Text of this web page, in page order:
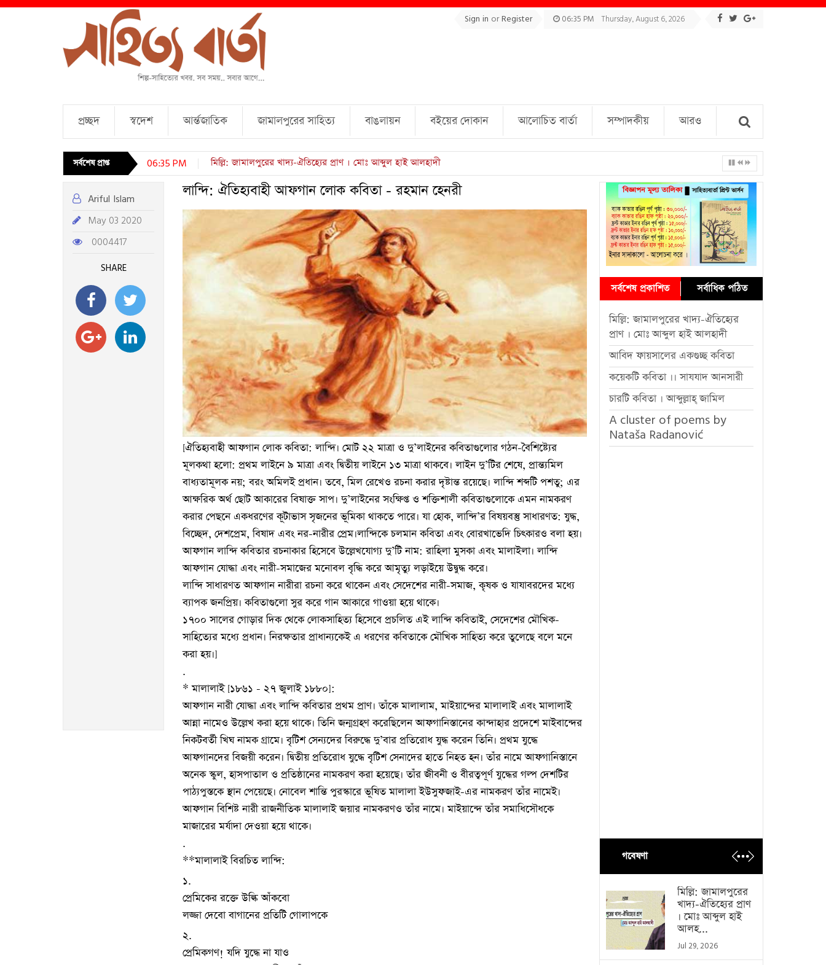
Sign in orRegister 06:35 PM Thursday, August 6, 2026
প্রচ্ছদ স্বদেশ আর্ন্তজাতিক জামালপুরের সাহিত্য বাঙলায়ন বইয়ের দোকান আলোচিত বার্তা সম্পাদকীয় আরও
সর্বশেষ প্রাপ্ত 06:35 PM চারটি কবিতা । আব্দুল্লাহ্ জামিল
Ariful Islam
May 03 2020
0004417
SHARE
লান্দি: ঐতিহ্যবাহী আফগান লোক কবিতা - রহমান হেনরী
[ঐতিহ্যবাহী আফগান লোক কবিতা: লান্দি। মোট ২২ মাত্রা ও দু’লাইনের কবিতাগুলোর গঠন-বৈশিষ্ট্যের
মূলকথা হলো: প্রথম লাইনে ৯ মাত্রা এবং দ্বিতীয় লাইনে ১৩ মাত্রা থাকবে। লাইন দু’টির শেষে, প্রান্ত্যমিল
বাধ্যতামূলক নয়; বরং অমিলই প্রধান। তবে, মিল রেখেও রচনা করার দৃষ্টান্ত রয়েছে। লান্দি শব্দটি পশতু; এর
আক্ষরিক অর্থ ছোট আকারের বিষাক্ত সাপ। দু’লাইনের সংক্ষিপ্ত ও শক্তিশালী কবিতাগুলোকে এমন নামকরণ
করার পেছনে একধরণের কূটাভাস সৃজনের ভূমিকা থাকতে পারে। যা হোক,লান্দি’র বিষয়বস্তু সাধারণত: যুদ্ধ,
বিচ্ছেদ, দেশপ্রেম, বিষাদ এবং নর-নারীর প্রেম।লান্দিকে চলমান কবিতা এবং বোরখাভেদি চিৎকারও বলা হয়।
আফগান লান্দি কবিতার রচনাকার হিসেবে উল্লেখযোগ্য দু’টি নাম: রাহিলা মুসকা এবং মালাইলা। লান্দি
আফগান যোদ্ধা এবং নারী-সমাজের মনোবল বৃদ্ধি করে আমৃত্যু লড়াইয়ে উদ্বুদ্ধ করে।
লান্দি সাধারণত আফগান নারীরা রচনা করে থাকেন এবং সেদেশের নারী-সমাজ, কৃষক ও যাযাবরদের মধ্যে
ব্যাপক জনপ্রিয়। কবিতাগুলো সুর করে গান আকারে গাওয়া হয়ে থাকে।
১৭০০ সালের গোড়ার দিক থেকে লোকসাহিত্য হিসেবে প্রচলিত এই লান্দি কবিতাই, সেদেশের মৌখিক-
সাহিত্যের মধ্যে প্রধান। নিরক্ষতার প্রাধান্যকেই এ ধরণের কবিতাকে মৌখিক সাহিত্য করে তুলেছে বলে মনে
করা হয়।]
.
* মালালাই [১৮৬১ - ২৭ জুলাই ১৮৮০]:
আফগান নারী যোদ্ধা এবং লান্দি কবিতার প্রথম প্রাণ। তাঁকে মালালাম, মাইয়ান্দের মালালাই এবং মালালাই
আন্না নামেও উল্লেখ করা হয়ে থাকে। তিনি জন্মগ্রহণ করেছিলেন আফগানিস্তানের কান্দাহার প্রদেশে মাইবান্দের
নিকটবর্তী খিঘ নামক গ্রামে। বৃটিশ সেন্যদের বিরুদ্ধে দু’বার প্রতিরোধ যুদ্ধ করেন তিনি। প্রথম যুদ্ধে
আফগানদের বিজয়ী করেন। দ্বিতীয় প্রতিরোধ যুদ্ধে বৃটিশ সেনাদের হাতে নিহত হন। তাঁর নামে আফগানিস্তানে
অনেক স্কুল, হাসপাতাল ও প্রতিষ্ঠানের নামকরণ করা হয়েছে। তাঁর জীবনী ও বীরত্বপূর্ণ যুদ্ধের গল্প দেশটির
পাঠ্যপুস্তকে স্থান পেয়েছে। নোবেল শান্তি পুরস্কারে ভূষিত মালালা ইউসুফজাই-এর নামকরণ তাঁর নামেই।
আফগান বিশিষ্ট নারী রাজনীতিক মালালাই জয়ার নামকরণও তাঁর নামে। মাইয়ান্দে তাঁর সমাধিসৌধকে
মাজারের মর্যাদা দেওয়া হয়ে থাকে।
.
**মালালাই বিরচিত লান্দি:
১.
প্রেমিকের রক্তে উল্কি আঁকবো
লজ্জা দেবো বাগানের প্রতিটি গোলাপকে
২.
প্রেমিকগণ! যদি যুদ্ধে না যাও
সর্বশেষ প্রকাশিত সর্বাধিক পঠিত
মিল্লি: জামালপুরের খাদ্য-ঐতিহ্যের
প্রাণ । মোঃ আব্দুল হাই আলহাদী
আবিদ ফায়সালের একগুচ্ছ কবিতা
কয়েকটি কবিতা ।। সাযযাদ আনসারী
চারটি কবিতা । আব্দুল্লাহ্ জামিল
A cluster of poems by
Nataša Radanović
গবেষণা
মিল্লি: জামালপুরের
খাদ্য-ঐতিহ্যের প্রাণ
। মোঃ আব্দুল হাই
আলহ...
Jul 29, 2026